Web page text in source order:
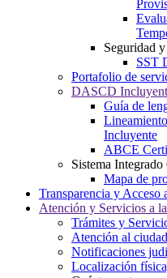
Seguridad
SST
Portafolio de
DASCD
Guía de
Incluyente
ABCE
Sistema Integrado
Mapa de
Transparencia y
Atención y Servicios a
Trámites y
Atención al
Notificaciones
Localización